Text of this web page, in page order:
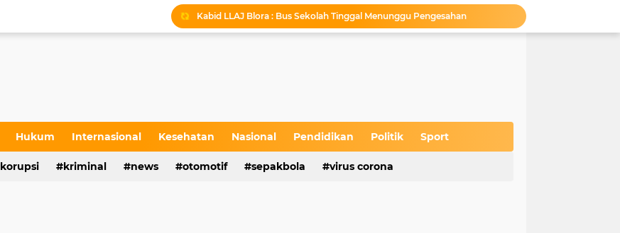
Kabid LLAJ Blora : Bus Sekolah Tinggal Menunggu Pengesahan
Tradisi Sakral Makam Sunan Pojok, Sukses Putar Roda Ekonomi
Sedekah Bumi di Petilasan Tumenggung Benowo Desa Panolan
Bakti Sosial Pelayanan Kesehatan Gratis di Desa Jipang
Sejarah Sunan Pojok di Kabupaten Blora
Hukum Internasional Kesehatan Nasional Pendidikan Politik Sport
korupsi kriminal news otomotif sepakbola virus corona